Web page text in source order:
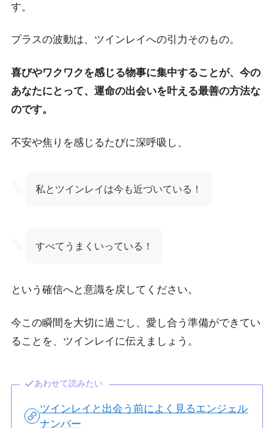
す。
プラスの波動は、ツインレイへの引力そのもの。
喜びやワクワクを感じる物事に集中することが、今の
あなたにとって、運命の出会いを叶える最善の方法な
のです。
不安や焦りを感じるたびに深呼吸し、
私とツインレイは今も近づいている！
すべてうまくいっている！
という確信へと意識を戻してください。
今この瞬間を大切に過ごし、愛し合う準備ができてい
ることを、ツインレイに伝えましょう。
あわせて読みたい
ツインレイと出会う前によく見るエンジェル
ナンバー